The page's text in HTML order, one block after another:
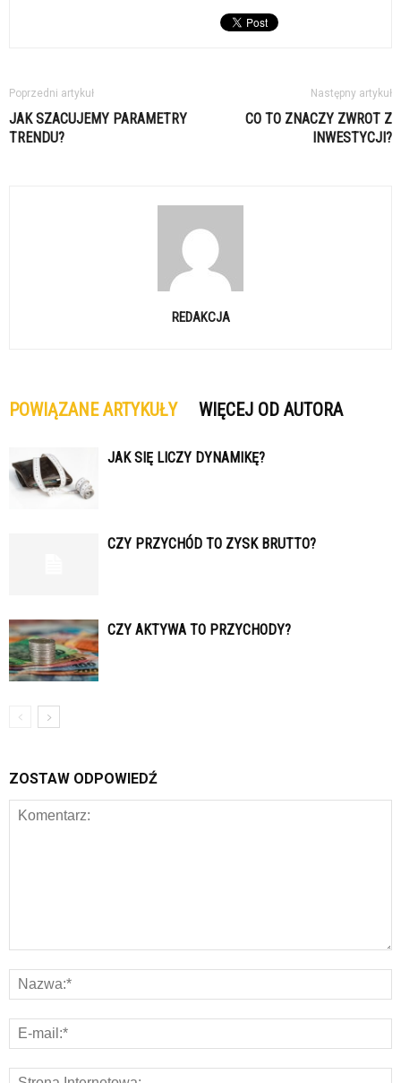
Poprzedni artykuł
JAK SZACUJEMY PARAMETRY
TRENDU?
Następny artykuł
CO TO ZNACZY ZWROT Z
INWESTYCJI?
REDAKCJA
POWIĄZANE ARTYKUŁY WIĘCEJ OD AUTORA
JAK SIĘ LICZY DYNAMIKĘ?
CZY PRZYCHÓD TO ZYSK BRUTTO?
CZY AKTYWA TO PRZYCHODY?
ZOSTAW ODPOWIEDŹ